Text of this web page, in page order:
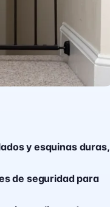
y esquinas duras,
de seguridad para